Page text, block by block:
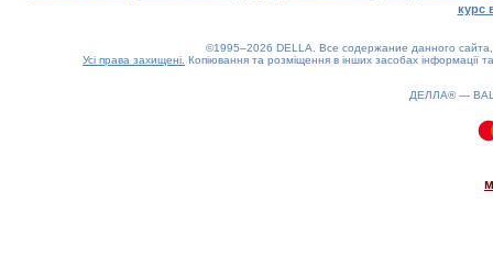
курс
©1995–2026 DELLA. Все содержание данного
Усі права захищені. Копіювання та розміщення в інших засобах інформації
ДЕЛЛА® —